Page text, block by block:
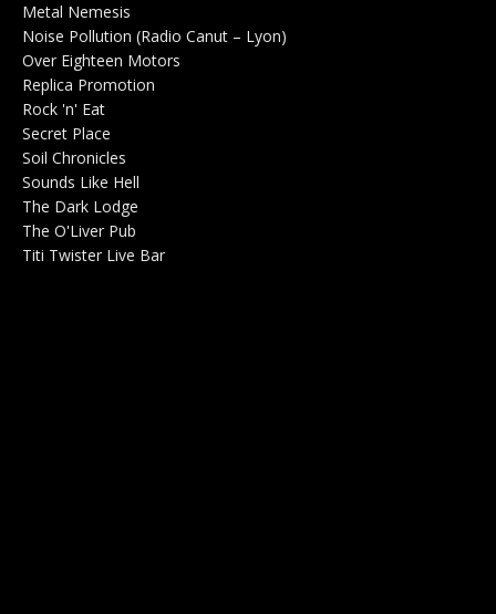
Metal Nemesis
Noise Pollution (Radio Canut – Lyon)
Over Eighteen Motors
Replica Promotion
Rock 'n' Eat
Secret Place
Soil Chronicles
Sounds Like Hell
The Dark Lodge
The O'Liver Pub
Titi Twister Live Bar